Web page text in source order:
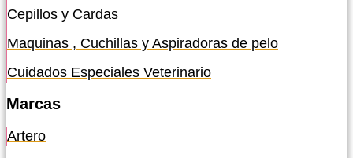
Cepillos y Cardas
Maquinas , Cuchillas y Aspiradoras de pelo
Cuidados Especiales Veterinario
Marcas
Artero